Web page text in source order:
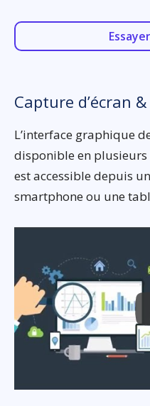
Capture d’écran
L’interface graphique
disponible en plusieurs
est accessible depuis
smartphone ou une